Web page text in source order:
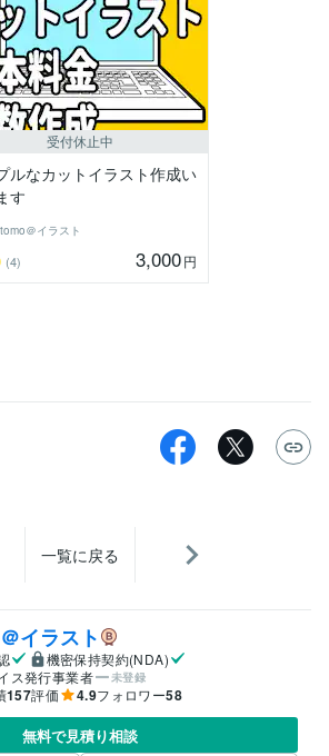
受付休止中
ルなカットイラスト作成い
す
＠イラスト
(4) 3,000円
一覧に戻る
イラスト
機密保持契約(NDA)
ス発行事業者
未登録
157評価 4.9フォロワー58
無料で見積り相談